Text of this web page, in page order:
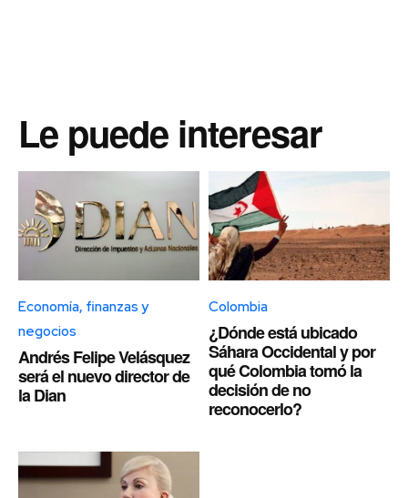
Le puede interesar
Economía, finanzas y
negocios
Andrés Felipe Velásquez
será el nuevo director de
la Dian
Colombia
¿Dónde está ubicado
Sáhara Occidental y por
qué Colombia tomó la
decisión de no
reconocerlo?